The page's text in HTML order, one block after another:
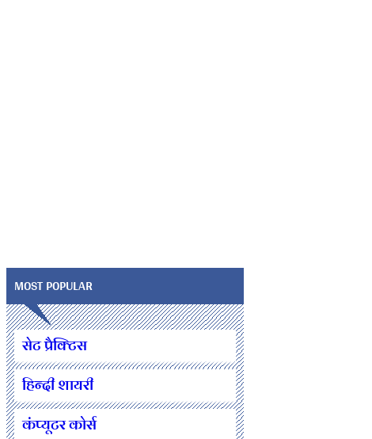
MOST POPULAR
सेट प्रैक्टिस
हिन्दी शायरी
कंप्यूटर कोर्स